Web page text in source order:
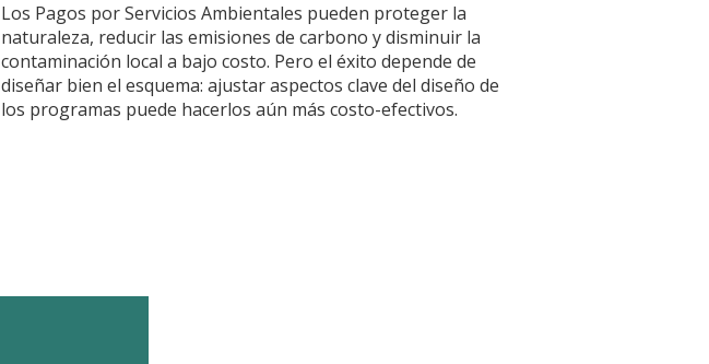
Los Pagos por Servicios Ambientales pueden proteger la
naturaleza, reducir las emisiones de carbono y disminuir la
contaminación local a bajo costo. Pero el éxito depende de
diseñar bien el esquema: ajustar aspectos clave del diseño de
los programas puede hacerlos aún más costo-efectivos.